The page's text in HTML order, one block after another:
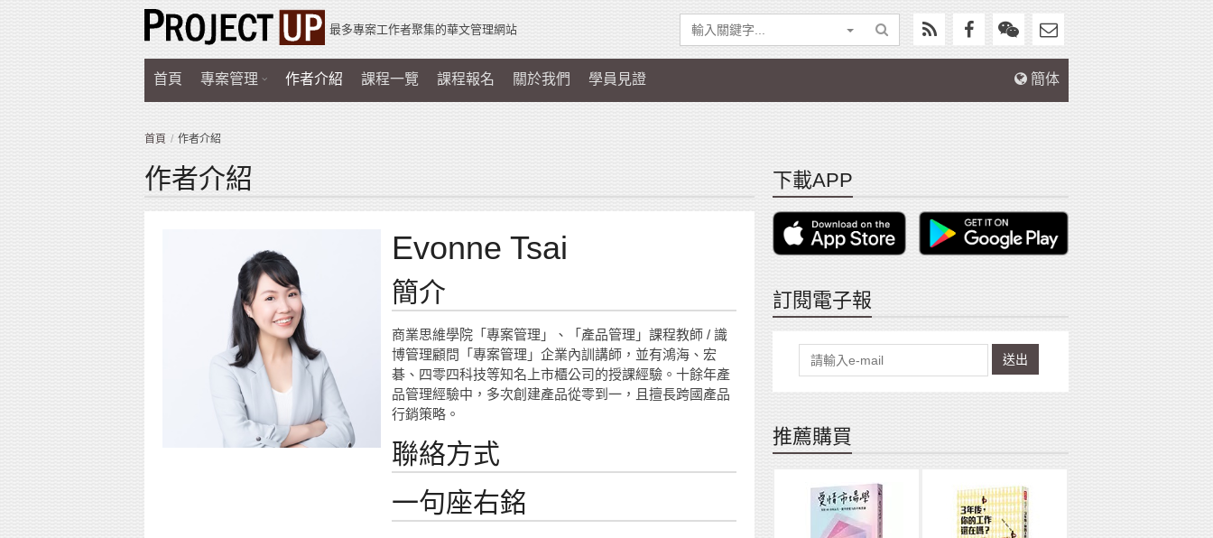
最多專案工作者聚集的華文管理網站
首頁 專案管理 作者介紹 課程一覽 課程報名 關於我們 學員見證 簡体
首頁 作者介紹
作者介紹
Evonne Tsai
簡介
商業思維學院「專案管理」、「產品管理」課程教師 / 識
博管理顧問「專案管理」企業內訓講師，並有鴻海、宏
碁、四零四科技等知名上市櫃公司的授課經驗。十餘年產
品管理經驗中，多次創建產品從零到一，且擅長跨國產品
行銷策略。
聯絡方式
一句座右銘
下載APP
訂閱電子報
送出
推薦購買